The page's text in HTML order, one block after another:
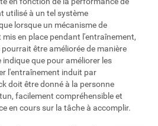
utilisé à un tel système
lorsque un mécanisme de
en place pendant l'entraînement,
être améliorée de manière
que pour améliorer les
l'entraînement induit par
doit être donné à la personne
facilement compréhensible et
en cours sur la tâche à accomplir.